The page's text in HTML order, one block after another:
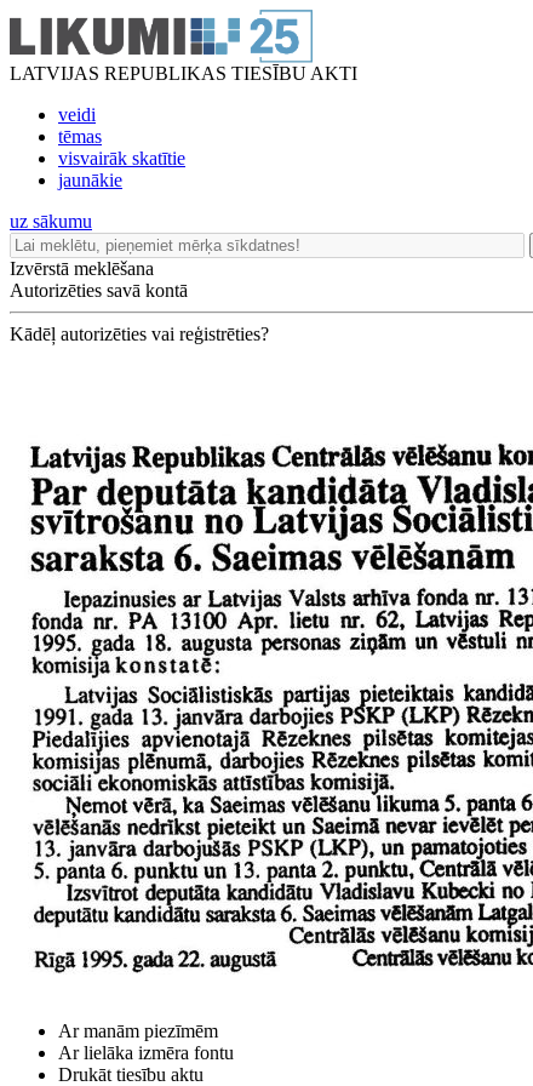
LATVIJAS REPUBLIKAS TIESĪBU AKTI
veidi
tēmas
visvairāk skatītie
jaunākie
uz sākumu
Izvērstā meklēšana
Autorizēties savā kontā
Kādēļ autorizēties vai reģistrēties?
Ar manām piezīmēm
Ar lielāka izmēra fontu
Drukāt tiesību aktu